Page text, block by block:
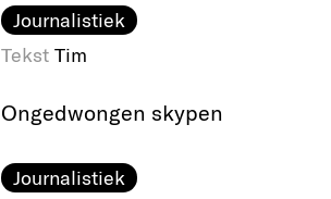
Journalistiek
Tekst Tim
Ongedwongen skypen
Journalistiek